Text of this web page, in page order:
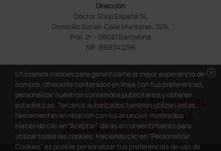
Dirección
Doctor Shop España SL
Domicilio Social: Calle Muntaner, 305,
Pral. 2ª – 08021 Barcelona
NIF: B66341298
DOCTOR SHOP ES UN SITIO WEB PROFESIONAL
DEDICADO A LA PROFESIÓN MÉDICA Y LA
ASISTENCIA SANITARIA
cancel
Utilizamos cookies para garantizarte la mejor experiencia de
compra, ofrecerte contenidos en línea con tus preferencias,
personalizar nuestros contenidos publicitarios y obtener
estadísticas. Terceros autorizados también utilizan estas
herramientas en relación con los anuncios mostrados.
Haciendo clic en “Aceptar” darás el consentimiento para
utilizar todas las cookies. Haciendo clic en “Personalizar
Cookies” es posible personalizar tus preferencias de uso de